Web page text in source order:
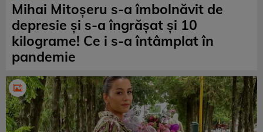
Mihai Mitoșeru s-a îmbolnăvit de
depresie și s-a îngrășat și 10
kilograme! Ce i s-a întâmplat în
pandemie